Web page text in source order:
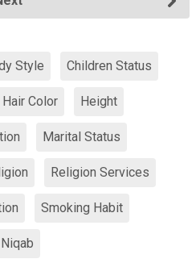
Style Children Status
Hair Color Height
Marital Status
Religion Services
Smoking Habit